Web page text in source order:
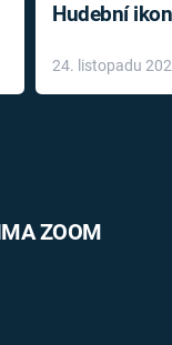
Hudební
léky
24. listopadu
ZOOM